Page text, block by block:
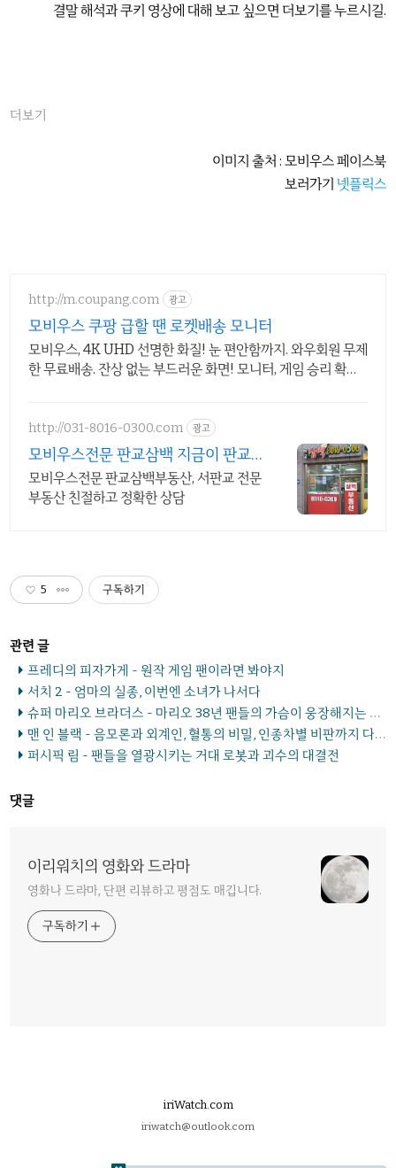
결말 해석과 쿠키 영상에 대해 보고 싶으면 더보기를 누르시길.
더보기
이미지 출처 : 모비우스 페이스북
보러가기 넷플릭스
http://m.coupang.com 광고
모비우스 쿠팡 급할 땐 로켓배송 모니터
모비우스, 4K UHD 선명한 화질! 눈 편안함까지. 와우회원 무제
한 무료배송. 잔상 없는 부드러운 화면! 모니터, 게임 승리 확률
http://031-8016-0300.com 광고
모비우스전문 판교삼백 지금이 판교
에 투자할기회!!
모비우스전문 판교삼백부동산, 서판교 전문
부동산 친절하고 정확한 상담
5 구독하기
프레디의 피자가게 - 원작 게임 팬이라면 봐야지
서치 2 - 엄마의 실종, 이번엔 소녀가 나서다
슈퍼 마리오 브라더스 - 마리오 38년 팬들의 가슴이 웅장해지는 종합선물세트
맨 인 블랙 - 음모론과 외계인, 혈통의 비밀, 인종차별 비판까지 다 들어있는 종합선물세트
퍼시픽 림 - 팬들을 열광시키는 거대 로봇과 괴수의 대결전
댓글
이리워치의 영화와 드라마
영화나 드라마, 단편 리뷰하고 평점도 매깁니다.
구독하기
iriWatch.com
iriwatch@outlook.com